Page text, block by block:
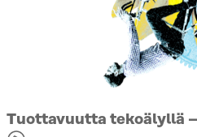
Tuottavuutta tekoälyllä